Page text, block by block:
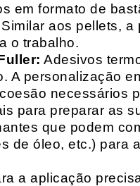
em formato de
aos pellets,
o trabalho.
Adesivos
A personalização
necessários
para preparar as
que podem
de óleo, etc.) para
a aplicação